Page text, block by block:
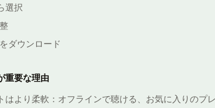
選択
ダウンロード
重要な理由
はより柔軟：オフラインで聴ける、お気に入りのプ